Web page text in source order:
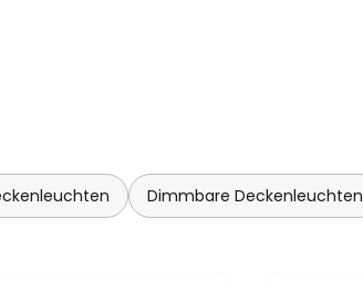
Dimmbare Deckenleuchten